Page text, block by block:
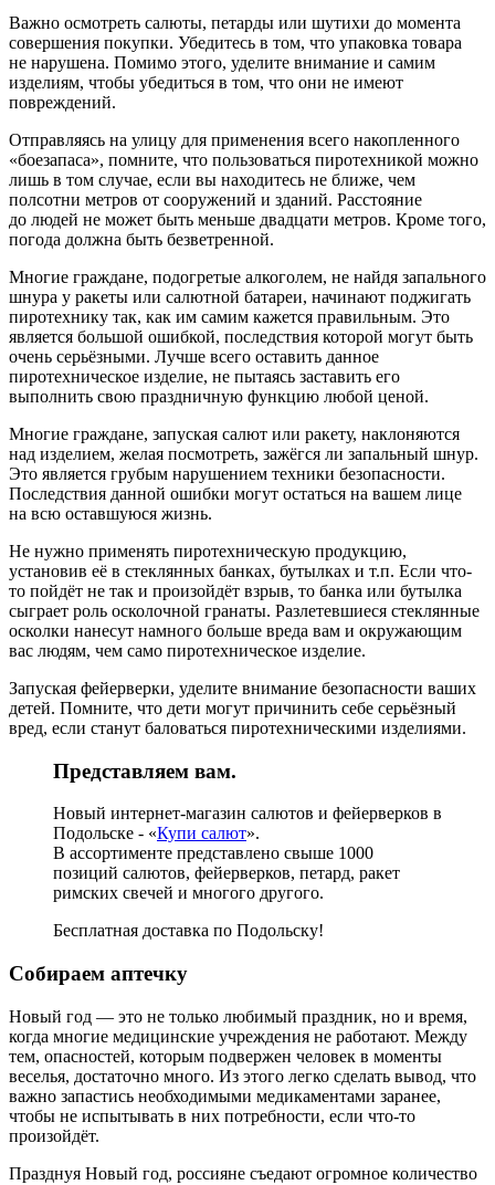
Важно осмотреть салюты, петарды или шутихи до момента
совершения покупки. Убедитесь в том, что упаковка товара
не нарушена. Помимо этого, уделите внимание и самим
изделиям, чтобы убедиться в том, что они не имеют
повреждений.
Отправляясь на улицу для применения всего накопленного
«боезапаса», помните, что пользоваться пиротехникой можно
лишь в том случае, если вы находитесь не ближе, чем
полсотни метров от сооружений и зданий. Расстояние
до людей не может быть меньше двадцати метров. Кроме того,
погода должна быть безветренной.
Многие граждане, подогретые алкоголем, не найдя запального
шнура у ракеты или салютной батареи, начинают поджигать
пиротехнику так, как им самим кажется правильным. Это
является большой ошибкой, последствия которой могут быть
очень серьёзными. Лучше всего оставить данное
пиротехническое изделие, не пытаясь заставить его
выполнить свою праздничную функцию любой ценой.
Многие граждане, запуская салют или ракету, наклоняются
над изделием, желая посмотреть, зажёгся ли запальный шнур.
Это является грубым нарушением техники безопасности.
Последствия данной ошибки могут остаться на вашем лице
на всю оставшуюся жизнь.
Не нужно применять пиротехническую продукцию,
установив её в стеклянных банках, бутылках и т.п. Если что-
то пойдёт не так и произойдёт взрыв, то банка или бутылка
сыграет роль осколочной гранаты. Разлетевшиеся стеклянные
осколки нанесут намного больше вреда вам и окружающим
вас людям, чем само пиротехническое изделие.
Запуская фейерверки, уделите внимание безопасности ваших
детей. Помните, что дети могут причинить себе серьёзный
вред, если станут баловаться пиротехническими изделиями.
Представляем вам.
Новый интернет-магазин салютов и фейерверков в
Подольске - «Купи салют».
В ассортименте представлено свыше 1000
позиций салютов, фейерверков, петард, ракет
римских свечей и многого другого.
Бесплатная доставка по Подольску!
Собираем аптечку
Новый год — это не только любимый праздник, но и время,
когда многие медицинские учреждения не работают. Между
тем, опасностей, которым подвержен человек в моменты
веселья, достаточно много. Из этого легко сделать вывод, что
важно запастись необходимыми медикаментами заранее,
чтобы не испытывать в них потребности, если что-то
произойдёт.
Празднуя Новый год, россияне съедают огромное количество